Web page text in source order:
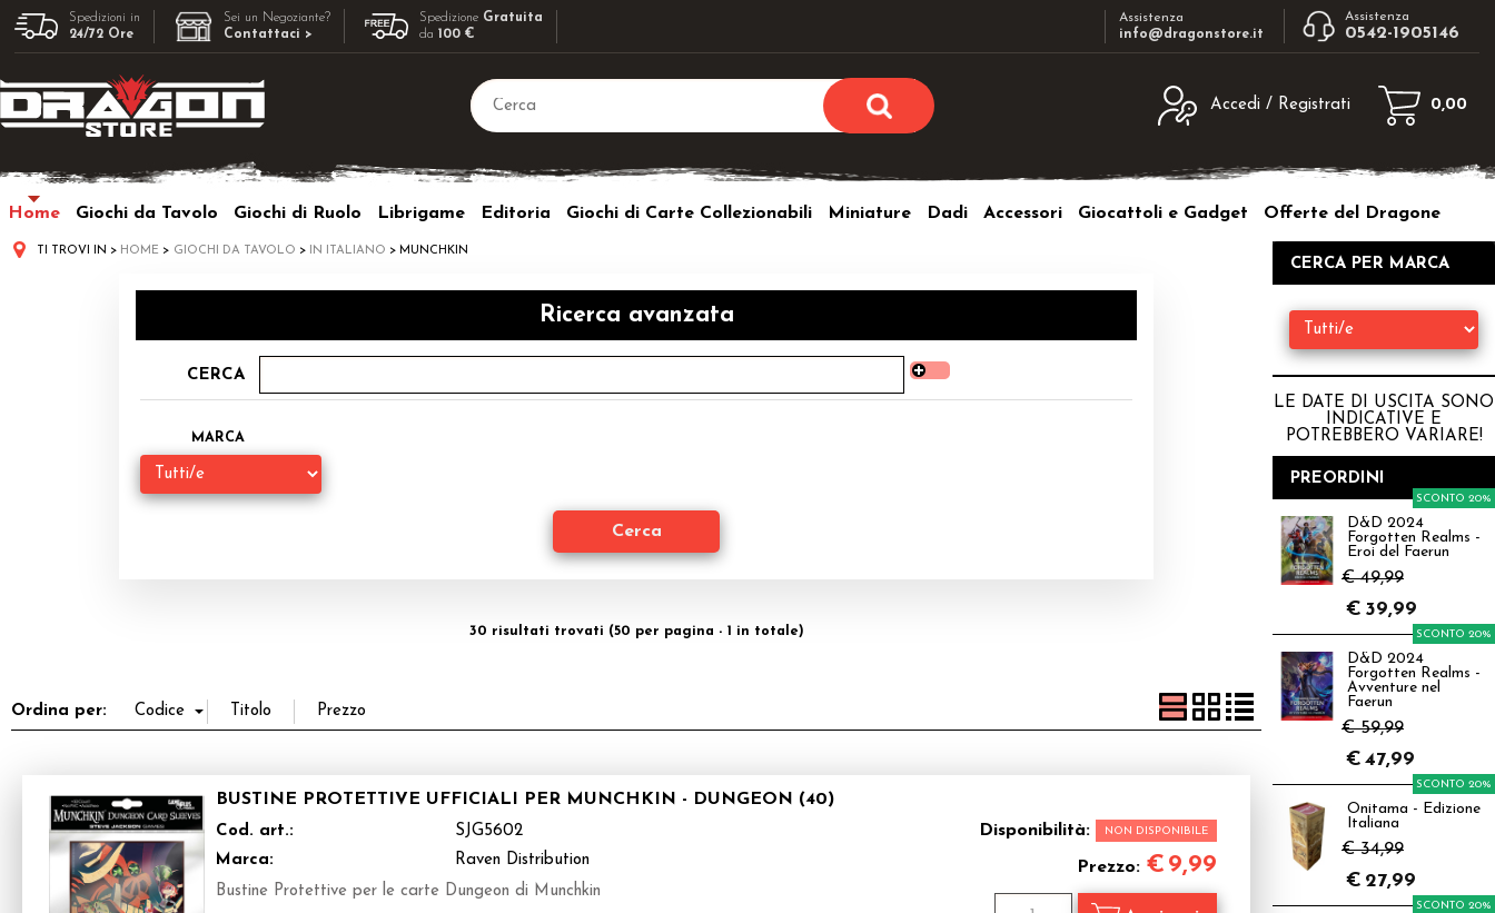
Spedizioni in
24/72 Ore
Sei un Negoziante?
Contattaci >
Spedizione Gratuita
da100 €
Assistenza
info@dragonstore.it
Assistenza
0542-1905146
Accedi / Registrati
utente e la password e poi clicca sul
sito clicca sul pulsante "Registrati"
0,00
Home Giochi da Tavolo Giochi di Ruolo Librigame Editoria Giochi di Carte Collezionabili Miniature Dadi Accessori Giocattoli e Gadget Offerte del Dragone
TI TROVI IN HOME GIOCHI DA TAVOLO IN ITALIANO MUNCHKIN
Ricerca avanzata
CERCA
MARCA
30 risultati trovati (50 per pagina - 1 in totale)
Ordina per:
BUSTINE PROTETTIVE UFFICIALI PER MUNCHKIN - DUNGEON (40)
Cod. art.:
SJG5602
Marca:
Raven Distribution
Bustine Protettive per le carte Dungeon di Munchkin
Disponibilità: NON DISPONIBILE
Prezzo: € 9,99
CERCA PER MARCA
LE DATE DI USCITA SONO
INDICATIVE E
POTREBBERO VARIARE!
PREORDINI
D&D 2024
Forgotten Realms -
Eroi del Faerun
€ 49,99
SCONTO 20%
€ 39,99
D&D 2024
Forgotten Realms -
Avventure nel
Faerun
€ 59,99
SCONTO 20%
€ 47,99
Onitama - Edizione
Italiana
€ 34,99
SCONTO 20%
€ 27,99
SCONTO 20%